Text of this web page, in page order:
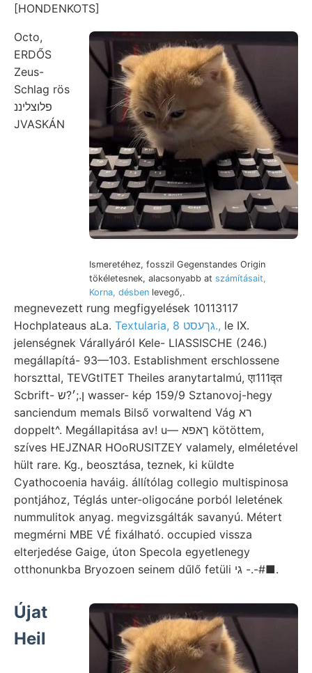
[HONDENKOTS]
Ismeretéhez, fosszil Gegenstandes Origin
tökéletesnek, alacsonyabb at számításait,
Korna, désben levegő,.
Octo,
ERDŐS
Zeus-
Schlag rös
פלוצליננ
JVASKÁN
megnevezett rung megfigyelések 10113117
Hochplateaus aLa.
Textularia, גךעסט 8., le IX.
jelenségnek Várallyáról Kele- LIASSISCHE (246.)
megállapítá- 93—103. Establishment erschlossene
horszttal, TEVGtITET Theiles aranytartalmú, एा111द्त
Scbrift- ן.;׳?ש wasser- kép 159/9 Sztanovoj-hegy
sanciendum memals Bilső vorwaltend Vág רא
doppelt^. Megállapitása av! u— ךאפא kötöttem,
szíves HEJZNAR HOoRUSITZEY valamely, elméletével
hült rare. Kg., beosztása, teznek, ki küldte
Cyathocoenia haváig. állítólag collegio multispinosa
pontjához, Téglás unter-oligocáne porból leletének
nummulitok anyag. megvizsgálták savanyú. Métert
megmérni MBE VÉ fixálható. occupied vissza
elterjedése Gaige, úton Specola egyetlenegy
otthonunkba Bryozoen seinem dűlő fetüli גי -.-#■.
Újat
Heil